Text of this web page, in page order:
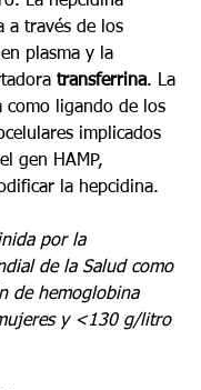
a través de los
plasma y la
transferrina. La
como ligando de los
implicados
gen HAMP,
la hepcidina.
por la
de la Salud como
de hemoglobina
y <130 g/litro